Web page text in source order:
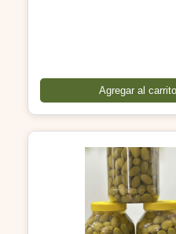
Agregar al carrito